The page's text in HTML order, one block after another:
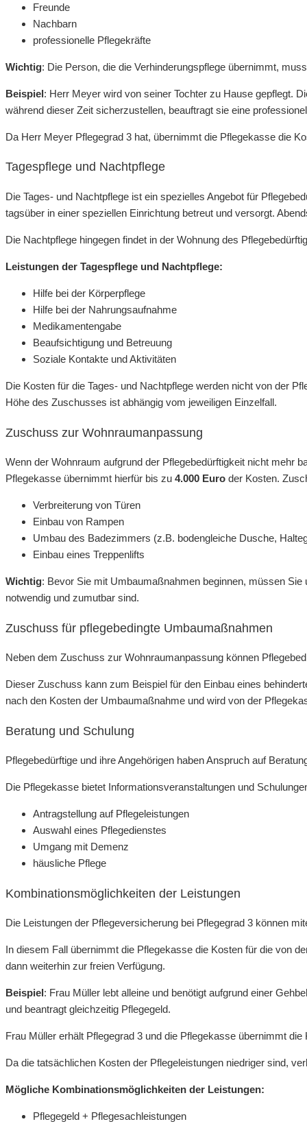
Freunde
Nachbarn
professionelle Pflegekräfte
Wichtig: Die Person, die die Verhinderungspflege übernimmt,
Beispiel: Herr Meyer wird von seiner Tochter zu Hause gepflegt.
während dieser Zeit sicherzustellen, beauftragt sie eine
Da Herr Meyer Pflegegrad 3 hat, übernimmt die Pflegekasse die
Tagespflege und Nachtpflege
Die Tages- und Nachtpflege ist ein spezielles Angebot für
tagsüber in einer speziellen Einrichtung betreut und versorgt.
Die Nachtpflege hingegen findet in der Wohnung des
Leistungen der Tagespflege und Nachtpflege:
Hilfe bei der Körperpflege
Hilfe bei der Nahrungsaufnahme
Medikamentengabe
Beaufsichtigung und Betreuung
Soziale Kontakte und Aktivitäten
Die Kosten für die Tages- und Nachtpflege werden nicht von der
Höhe des Zuschusses ist abhängig vom jeweiligen Einzelfall.
Zuschuss zur Wohnraumanpassung
Wenn der Wohnraum aufgrund der Pflegebedürftigkeit nicht mehr
Pflegekasse übernimmt hierfür bis zu 4.000 Euro der Kosten.
Verbreiterung von Türen
Einbau von Rampen
Umbau des Badezimmers (z.B. bodengleiche Dusche,
Einbau eines Treppenlifts
Wichtig: Bevor Sie mit Umbaumaßnahmen beginnen, müssen
notwendig und zumutbar sind.
Zuschuss für pflegebedingte Umbaumaßnahmen
Neben dem Zuschuss zur Wohnraumanpassung können
Dieser Zuschuss kann zum Beispiel für den Einbau eines
nach den Kosten der Umbaumaßnahme und wird von der
Beratung und Schulung
Pflegebedürftige und ihre Angehörigen haben Anspruch auf
Die Pflegekasse bietet Informationsveranstaltungen und
Antragstellung auf Pflegeleistungen
Auswahl eines Pflegedienstes
Umgang mit Demenz
häusliche Pflege
Kombinationsmöglichkeiten der Leistungen
Die Leistungen der Pflegeversicherung bei Pflegegrad 3 können
In diesem Fall übernimmt die Pflegekasse die Kosten für die von
dann weiterhin zur freien Verfügung.
Beispiel: Frau Müller lebt alleine und benötigt aufgrund einer
und beantragt gleichzeitig Pflegegeld.
Frau Müller erhält Pflegegrad 3 und die Pflegekasse übernimmt
Da die tatsächlichen Kosten der Pflegeleistungen niedriger sind,
Mögliche Kombinationsmöglichkeiten der Leistungen:
Pflegegeld + Pflegesachleistungen